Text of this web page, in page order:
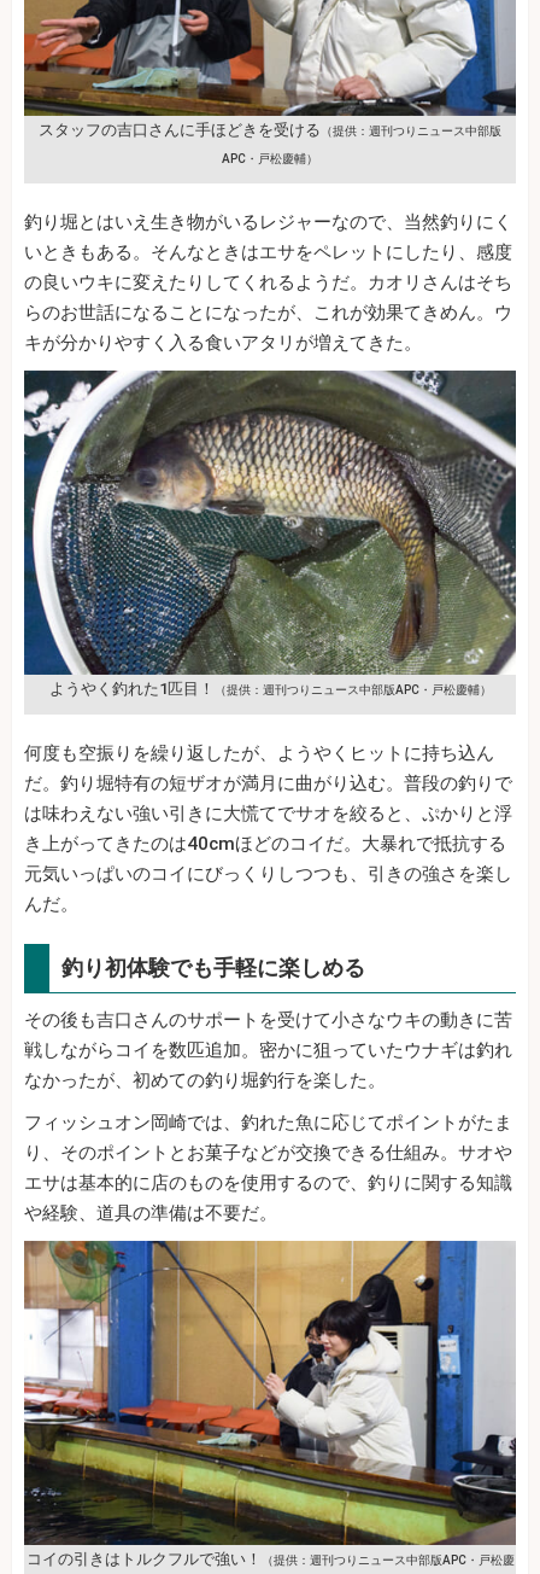
スタッフの吉口さんに手ほどきを受ける （提供：週刊つりニュース中部版
APC・戸松慶輔）
釣り堀とはいえ生き物がいるレジャーなので、当然釣りにく
いときもある。そんなときはエサをペレットにしたり、感度
の良いウキに変えたりしてくれるようだ。カオリさんはそち
らのお世話になることになったが、これが効果てきめん。ウ
キが分かりやすく入る食いアタリが増えてきた。
ようやく釣れた1匹目！ （提供：週刊つりニュース中部版APC・戸松慶輔）
何度も空振りを繰り返したが、ようやくヒットに持ち込ん
だ。釣り堀特有の短ザオが満月に曲がり込む。普段の釣りで
は味わえない強い引きに大慌てでサオを絞ると、ぷかりと浮
き上がってきたのは40cmほどのコイだ。大暴れで抵抗する
元気いっぱいのコイにびっくりしつつも、引きの強さを楽し
んだ。
釣り初体験でも手軽に楽しめる
その後も吉口さんのサポートを受けて小さなウキの動きに苦
戦しながらコイを数匹追加。密かに狙っていたウナギは釣れ
なかったが、初めての釣り堀釣行を楽した。
フィッシュオン岡崎では、釣れた魚に応じてポイントがたま
り、そのポイントとお菓子などが交換できる仕組み。サオや
エサは基本的に店のものを使用するので、釣りに関する知識
や経験、道具の準備は不要だ。
コイの引きはトルクフルで強い！ （提供：週刊つりニュース中部版APC・戸松慶